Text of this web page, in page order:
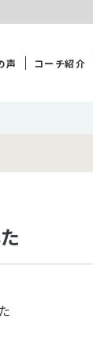
声 コーチ紹介